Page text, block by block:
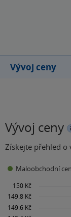
dramatiků, který
adaptováno na
divadel po celém
Vývoj ceny
Vývoj ceny
Získejte přehled o
Maloobchodní